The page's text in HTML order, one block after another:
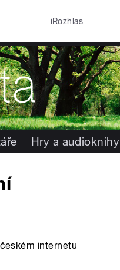
iRozhlas
Hry a audioknihy
internetu